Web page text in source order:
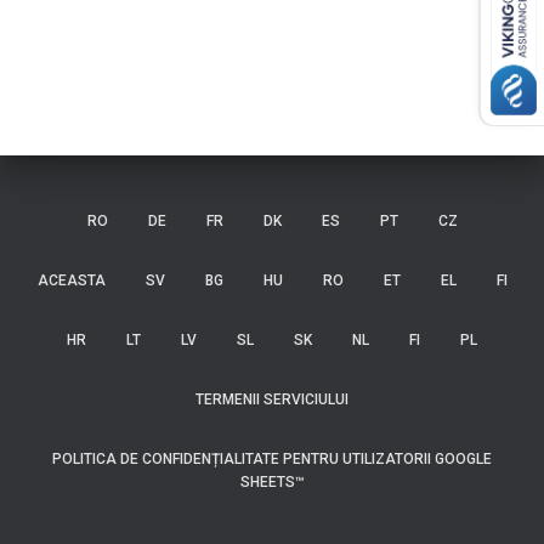
RO DE FR DK ES PT CZ
ACEASTA SV BG HU RO ET EL FI
HR LT LV SL SK NL FI PL
TERMENII SERVICIULUI
POLITICA DE CONFIDENȚIALITATE PENTRU UTILIZATORII GOOGLE
SHEETS™